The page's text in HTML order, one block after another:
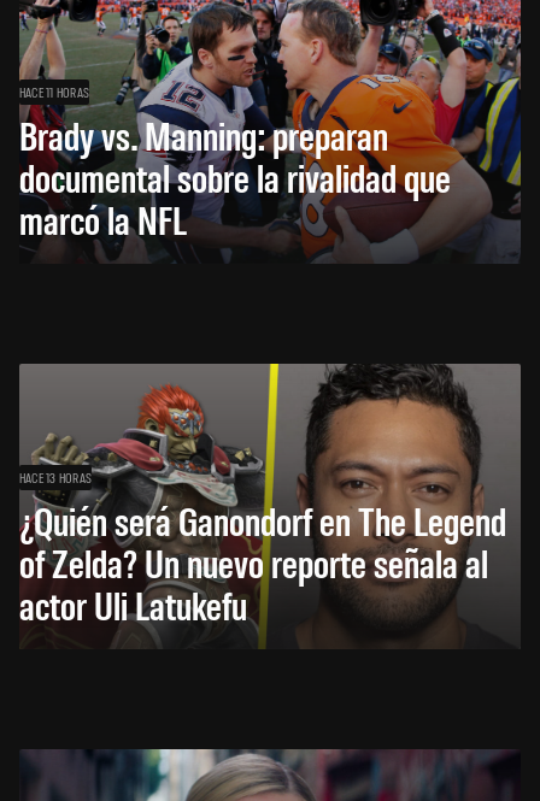
HACE 11 HORAS
Brady vs. Manning: preparan
documental sobre la rivalidad que
marcó la NFL
HACE 13 HORAS
¿Quién será Ganondorf en The Legend
of Zelda? Un nuevo reporte señala al
actor Uli Latukefu